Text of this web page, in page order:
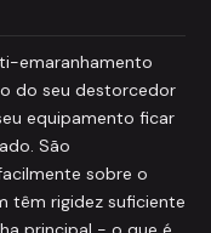
emaranhamento
do seu destorcedor
equipamento ficar
São
sobre o
têm rigidez suficiente